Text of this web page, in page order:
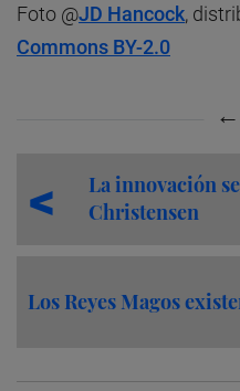
Foto @JD Hancock,
Commons BY-2.0
La innovación
Christensen
Los Reyes Magos